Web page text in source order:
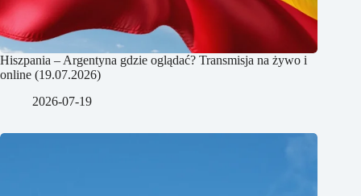
Hiszpania – Argentyna gdzie oglądać? Transmisja na żywo i
online (19.07.2026)
2026-07-19